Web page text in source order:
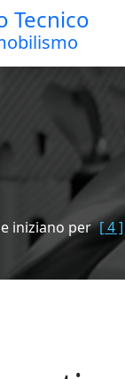
Tecnico
iniziano per [ 4 ]